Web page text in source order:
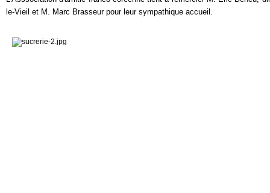
le-Vieil et M. Marc Brasseur pour leur sympathique accueil.